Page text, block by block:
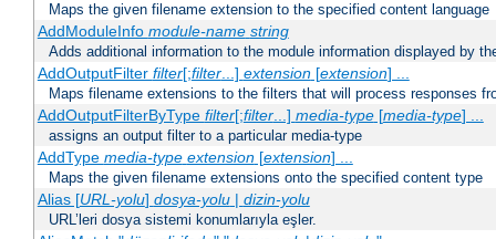
Maps the given filename extension to the specified content language
AddModuleInfo module-name string
Adds additional information to the module information displayed by
AddOutputFilter filter[;filter...] extension[extension] ...
Maps filename extensions to the filters that will process responses
AddOutputFilterByType filter[;filter...] media-type[media-type] ...
assigns an output filter to a particular media-type
AddType media-type extension[extension] ...
Maps the given filename extensions onto the specified content type
Alias [URL-yolu] dosya-yolu| dizin-yolu
URL’leri dosya sistemi konumlarıyla eşler.